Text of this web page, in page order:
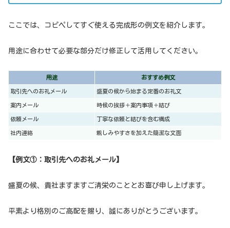
ここでは、コピペしてすぐ使える完成形の例文を紹介します。
用途に合わせて必要な部分だけ修正して活用してください。
用途 おすすめ例文
取引先へのお礼メール 盛夏の候から始まる定番のお礼文
案内メール 時候の挨拶＋案内事項＋結び
依頼メール 丁寧な依頼と結びを含む構成
社内連絡 親しみやすさを加えた簡潔な文面
【例文①：取引先へのお礼メール】
盛夏の候、貴社ますますご清栄のこととお喜び申し上げます。
平素より格別のご高配を賜り、誠にありがとうございます。